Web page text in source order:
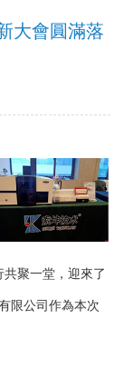
大會圓滿落
共聚一堂，迎來了
限公司作為本次